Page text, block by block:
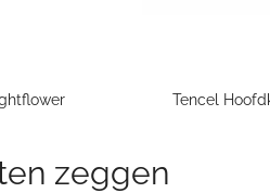
Tencel
zeggen